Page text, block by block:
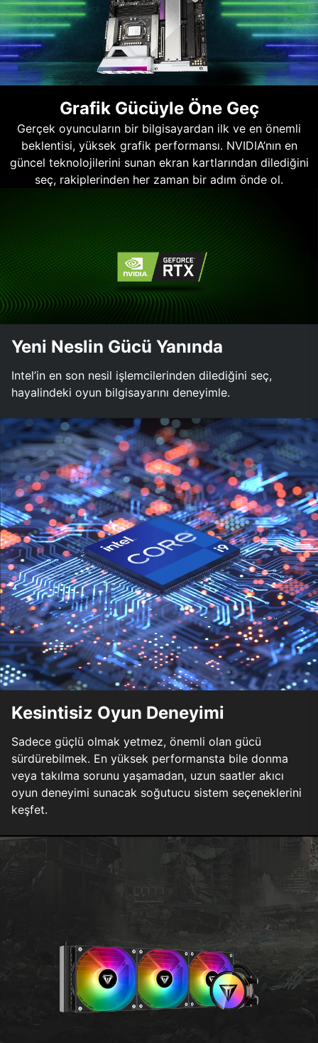
Grafik Gücüyle Öne Geç
Gerçek oyuncuların bir bilgisayardan ilk ve en önemli
beklentisi, yüksek grafik performansı. NVIDIA’nın en
güncel teknolojilerini sunan ekran kartlarından dilediğini
seç, rakiplerinden her zaman bir adım önde ol.
Yeni Neslin Gücü Yanında
Intel’in en son nesil işlemcilerinden dilediğini seç,
hayalindeki oyun bilgisayarını deneyimle.
Kesintisiz Oyun Deneyimi
Sadece güçlü olmak yetmez, önemli olan gücü
sürdürebilmek. En yüksek performansta bile donma
veya takılma sorunu yaşamadan, uzun saatler akıcı
oyun deneyimi sunacak soğutucu sistem seçeneklerini
keşfet.